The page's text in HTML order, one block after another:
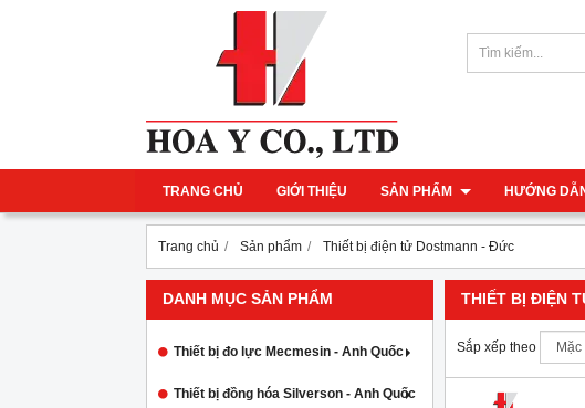
TRANG CHỦ GIỚI THIỆU SẢN PHẨM HƯỚNG
Trang chủ Sản phẩm Thiết bị điện tử Dostmann - Đức
DANH MỤC SẢN PHẨM
Thiết bị đo lực Mecmesin - Anh Quốc
Thiết bị đồng hóa Silverson - Anh Quốc
THIẾT BỊ ĐIỆN
Sắp xếp theo